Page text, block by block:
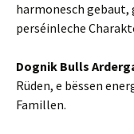
harmonesch
perséinleche
Dognik Bulls
Rüden, e bëssen
Famillen.